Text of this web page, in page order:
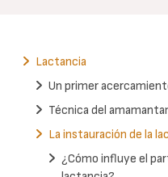
Lactancia
Un primer
Técnica del
La instauración de la
¿Cómo influye el